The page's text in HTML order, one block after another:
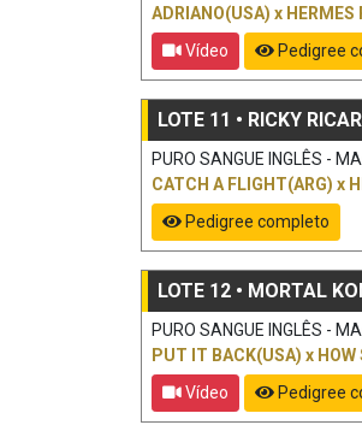
ADRIANO(USA) x HERMES
Vídeo
Pedigree
LOTE 11 • RICKY
PURO SANGUE INGLÊS -
CATCH A FLIGHT(ARG) x
Pedigree completo
LOTE 12 • MORTAL
PURO SANGUE INGLÊS -
PUT IT BACK(USA) x HOW
Vídeo
Pedigree